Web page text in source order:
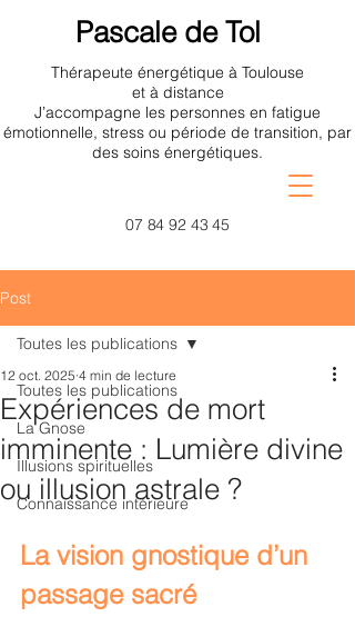
Pascale de Tol
Thérapeute énergétique à Toulouse
et à distance
J’accompagne les personnes en fatigue
émotionnelle, stress ou période de transition, par
des soins énergétiques.
07 84 92 43 45
Post
Toutes les publications
La Gnose
Illusions spirituelles
Connaissance intérieure
Toutes les publications
Expériences de mort
imminente : Lumière divine
ou illusion astrale ?
12 oct. 2025 4 min de lecture
La vision gnostique d’un
passage sacré